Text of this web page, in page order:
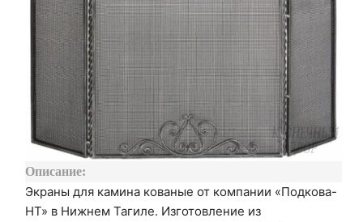
Описание:
Экраны для камина кованые от компании «Подкова-
НТ» в Нижнем Тагиле. Изготовление из